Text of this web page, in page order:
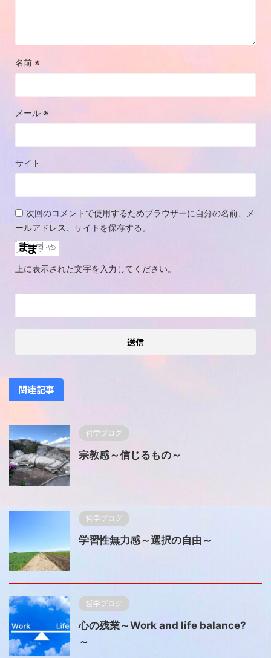
名前 ※
メール ※
サイト
次回のコメントで使用するためブラウザーに自分の名前、メ
ールアドレス、サイトを保存する。
上に表示された文字を入力してください。
関連記事
哲学ブログ
宗教感～信じるもの～
哲学ブログ
学習性無力感～選択の自由～
哲学ブログ
心の残業～Work and life balance?
～